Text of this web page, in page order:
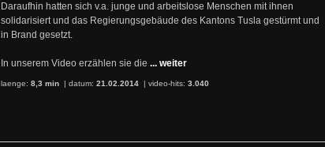
Daraufhin hatten sich v.a. junge und arbeitslose Menschen mit ihnen
solidarisiert und das Regierungsgebäude des Kantons Tusla gestürmt und
in Brand gesetzt.
In unserem Video erzählen sie die ... weiter
laenge: 8,3 min | datum: 21.02.2014 | video-hits: 3.040